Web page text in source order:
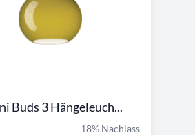
Buds 3 Hängeleuch...
18% Nachlass